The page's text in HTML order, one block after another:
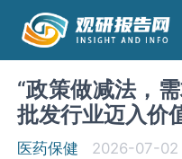
“政策做减法，
批发行业迈入价
医药保健 2026-07-02